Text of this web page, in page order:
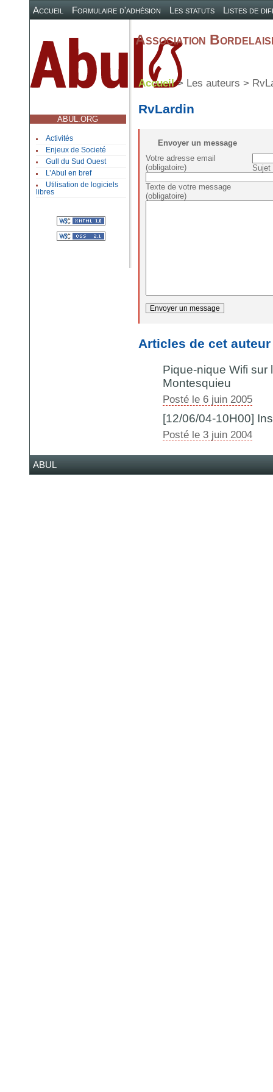
Accueil Formulaire d'adhésion Les statuts Listes de
ABUL.ORG
Activités
Enjeux de Societé
Gull du Sud Ouest
L’Abul en bref
Utilisation de logiciels
libres
Association
Accueil> Les auteurs >
RvLardin
Envoyer un message
Votre adresse email
(obligatoire)
Sujet
Texte de votre message
(obligatoire)
Articles de cet auteur
Pique-nique Wifi sur
Montesquieu
Posté le 6 juin 2005
[12/06/04-10H00]
Posté le 3 juin 2004
ABUL